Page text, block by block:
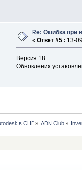
Re: Ошибка при
«Ответ #5 : 13-
Версия 18
Обновления
в СНГ» ADN Club »